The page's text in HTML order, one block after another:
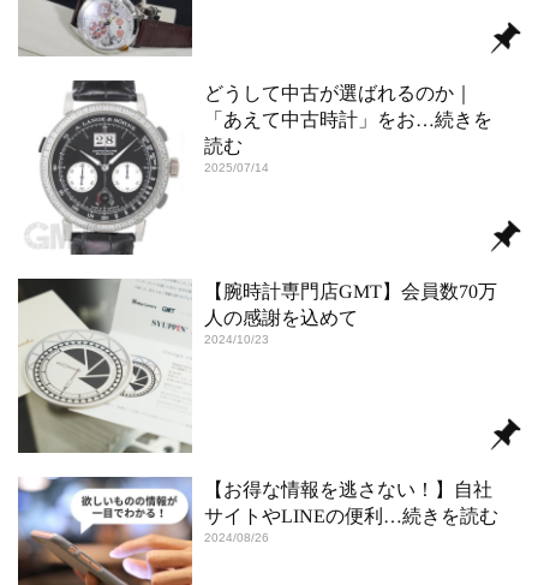
どうして中古が選ばれるのか｜
「あえて中古時計」をお…続きを
読む
2025/07/14
【腕時計専門店GMT】会員数70万
⼈の感謝を込めて
2024/10/23
【お得な情報を逃さない！】自社
サイトやLINEの便利 …続きを読む
2024/08/26